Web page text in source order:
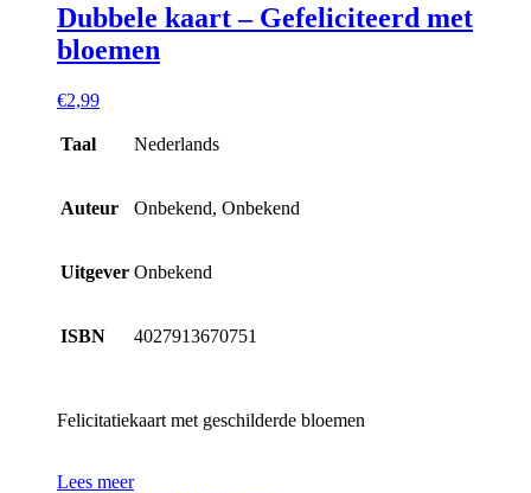
Dubbele kaart – Gefeliciteerd met
bloemen
€2,99
Taal Nederlands
Auteur Onbekend, Onbekend
Uitgever Onbekend
ISBN 4027913670751
Felicitatiekaart met geschilderde bloemen
Lees meer